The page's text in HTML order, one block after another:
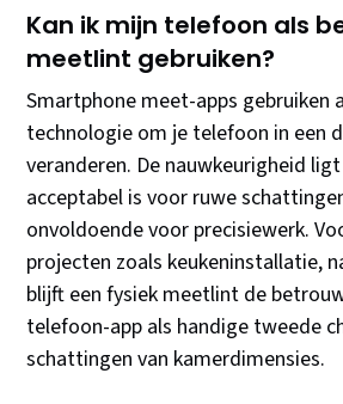
Kan ik mijn telefoon als
meetlint gebruiken?
Smartphone meet-apps gebruiken
technologie om je telefoon in een
veranderen. De nauwkeurigheid
acceptabel is voor ruwe
onvoldoende voor precisiewerk.
projecten zoals keukeninstallatie,
blijft een fysiek meetlint de
telefoon-app als handige tweede
schattingen van kamerdimensies.